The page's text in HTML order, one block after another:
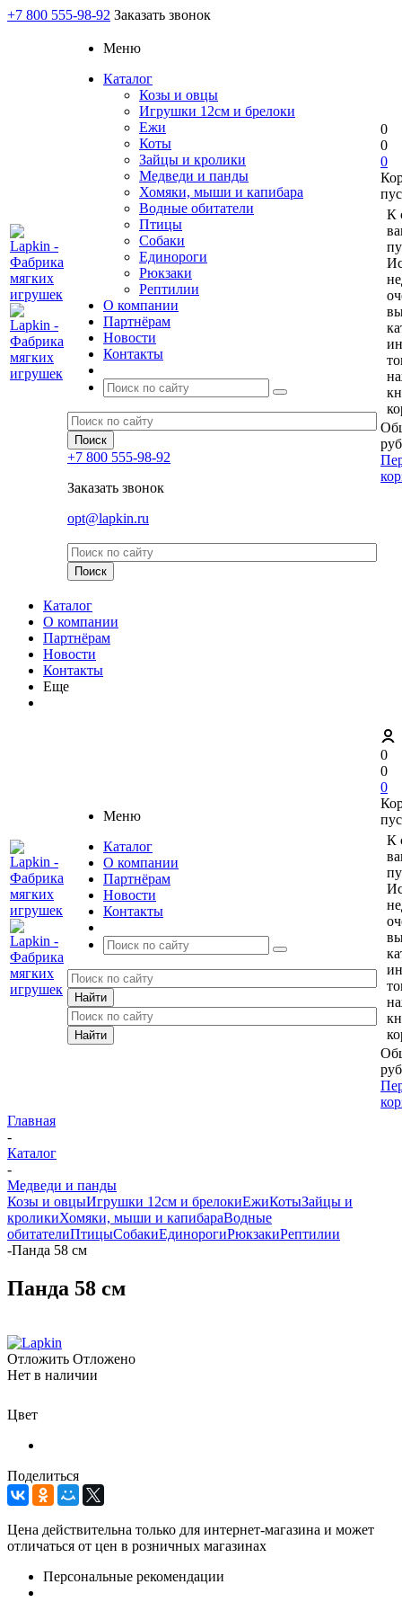
+7 800 555-98-92 Заказать звонок
Меню
Каталог
Козы и овцы
Игрушки 12см и брелоки
Ежи
Коты
Зайцы и кролики
Медведи и панды
Хомяки, мыши и капибара
Водные обитатели
Птицы
Собаки
Единороги
Рюкзаки
Рептилии
О компании
Партнёрам
Новости
Контакты
+7 800 555-98-92
Заказать звонок
opt@lapkin.ru
0
0
0
К
Каталог
О компании
Партнёрам
Новости
Контакты
Еще
Меню
Каталог
О компании
Партнёрам
Новости
Контакты
0
0
0
К
Главная
-
Каталог
-
Медведи и панды
Козы и овцыИгрушки 12см и брелокиЕжиКотыЗайцы и
кроликиХомяки, мыши и капибараВодные
обитателиПтицыСобакиЕдинорогиРюкзакиРептилии
-Панда 58 см
Панда 58 см
Отложить Отложено
Нет в наличии
Цвет
Поделиться
Цена действительна только для интернет-магазина и может
отличаться от цен в розничных магазинах
Персональные рекомендации